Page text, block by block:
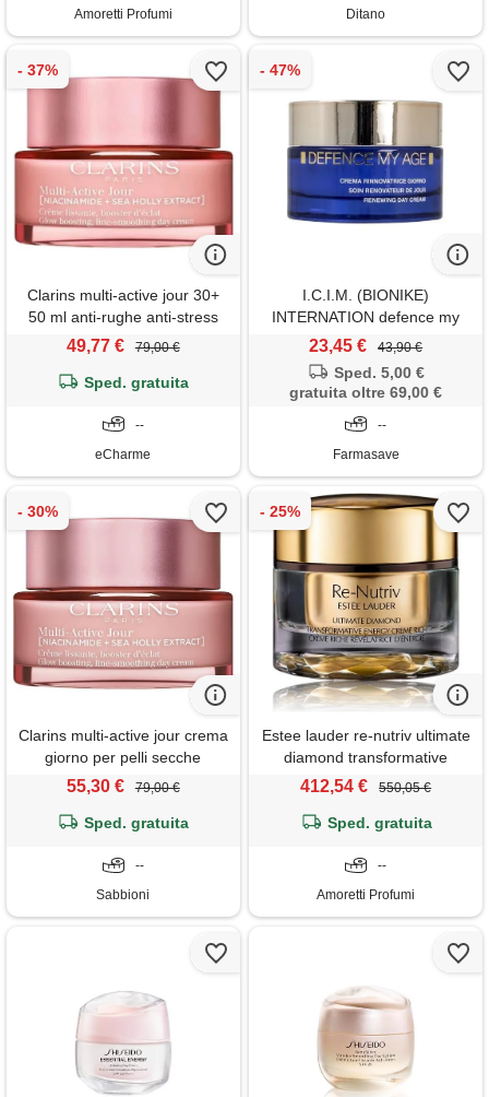
Amoretti Profumi Ditano
Clarins multi-active jour 30+
50 ml anti-rughe anti-stress
levigante illuminante crema
49,77 € 79,00 €
Sped. gratuita
--
eCharme
I.C.I.M. (BIONIKE)
INTERNATION defence my
age crema gg 50ml
23,45 € 43,90 €
Sped. 5,00 €
gratuita oltre 69,00 €
--
Farmasave
Clarins multi-active jour crema
giorno per pelli secche
55,30 € 79,00 €
Sped. gratuita
--
Sabbioni
Estee lauder re-nutriv ultimate
diamond transformative
energy moisturizer creme rich
idratante con tartufo black
412,54 € 550,05 €
Sped. gratuita
--
Amoretti Profumi